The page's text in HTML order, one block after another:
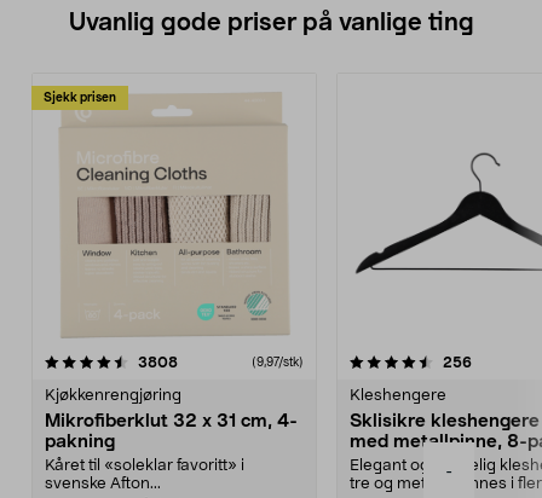
-
Uvanlig gode priser på vanlige ting
Sjekk prisen
3808anmeldelser(9,97/stk)
Kjøkkenrengjøring
Mikrofiberklut 32 x 31 cm, 4-
pakning
Kåret til «soleklar favoritt» i
svenske Afton...
4.5av 5 stjerner 256
Kleshengere
Sklisikre
med metallpinne, 8-
Elegant og skikkelig
tre og metall – finnes i
4.5av 5 stjerner